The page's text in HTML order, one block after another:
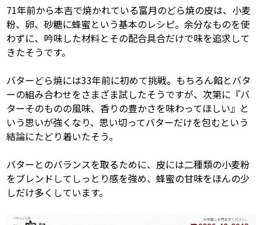
71年前から本吉で焼かれている富月のどら焼の皮は、小麦
粉、卵、砂糖に蜂蜜という基本のレシピ。余分なものを使
わずに、吟味した材料とその配合具合だけで味を追求して
きたそうです。
バターどら焼には33年前に初めて挑戦。もちろん餡とバタ
ーの組み合わせをさまざま試したそうですが、次第に『バ
ターそのものの風味、香りの豊かさを味わってほしい』と
いう思いが強くなり、思い切ってバターだけを包むという
結論にたどり着いたそう。
バターとのバランスを取るために、皮には二種類の小麦粉
をブレンドしてしっとり感を強め、蜂蜜の甘味をほんの少
しだけ多くしています。